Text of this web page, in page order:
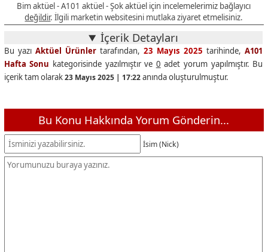
Bim aktüel - A101 aktüel - Şok aktüel için incelemelerimiz bağlayıcı
değildir. İlgili marketin websitesini mutlaka ziyaret etmelisiniz.
İçerik Detayları
Bu yazı Aktüel Ürünlertarafından, 23 Mayıs 2025 tarihinde,A101
Hafta Sonu kategorisinde yazılmıştır ve 0 adet yorum yapılmıştır. Bu
içerik tam olarak23 Mayıs 2025 | 17:22anında oluşturulmuştur.
Bu Konu Hakkında Yorum Gönderin...
İsim (Nick)